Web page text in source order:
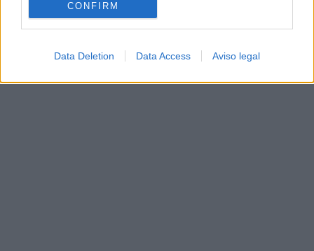
CONFIRM
Data Deletion Data Access Aviso legal